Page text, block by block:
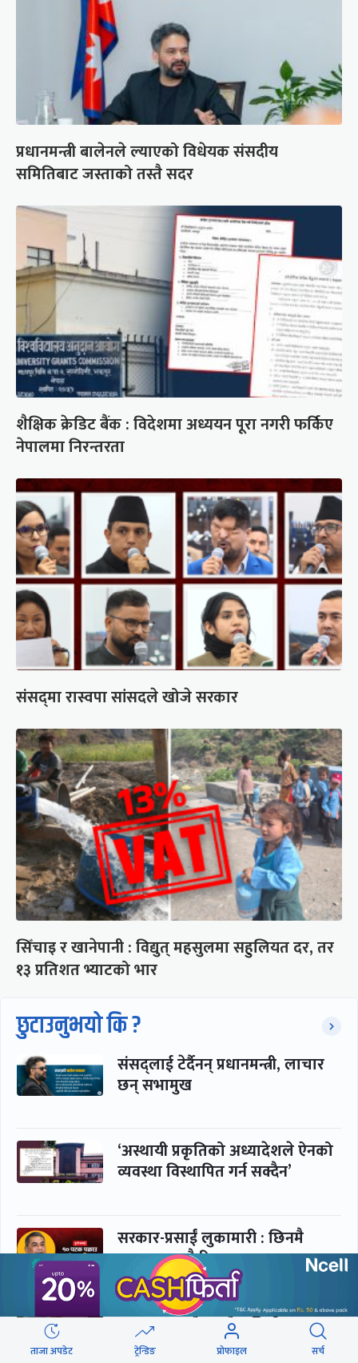
प्रधानमन्त्री बालेनले ल्याएको विधेयक संसदीय
समितिबाट जस्ताको तस्तै सदर
शैक्षिक क्रेडिट बैंक : विदेशमा अध्ययन पूरा नगरी फर्किए
नेपालमा निरन्तरता
संसद्‍मा रास्वपा सांसदले खोजे सरकार
सिँचाइ र खानेपानी : विद्युत् महसुलमा सहुलियत दर, तर
१३ प्रतिशत भ्याटको भार
छुटाउनुभयो कि ?
संसद्लाई टेर्दैनन् प्रधानमन्त्री, लाचार
छन् सभामुख
‘अस्थायी प्रकृतिको अध्यादेशले ऐनको
व्यवस्था विस्थापित गर्न सक्दैन’
सरकार-प्रसाईं लुकामारी : छिनमै
पक्राउ, तुरुन्तै रिहा
‘कामचलाउ’ नेतृत्वले थलियो स्वास्थ्य
क्षेत्र
ताजा अपडेट ट्रेन्डिङ प्रोफाइल सर्च